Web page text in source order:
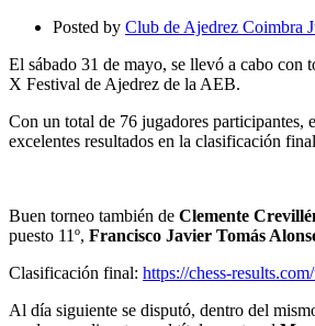
la
AEB.
Llucmajor
2025
Posted by Club de Ajedrez Coimbra
El sábado 31 de mayo, se llevó a cabo con
X Festival de Ajedrez de la AEB.
Con un total de 76 jugadores participantes,
excelentes resultados en la clasificación
Buen torneo también de Clemente
puesto 11º, Francisco Javier Tomás
Clasificación final: https://chess-
Al día siguiente se disputó, dentro del